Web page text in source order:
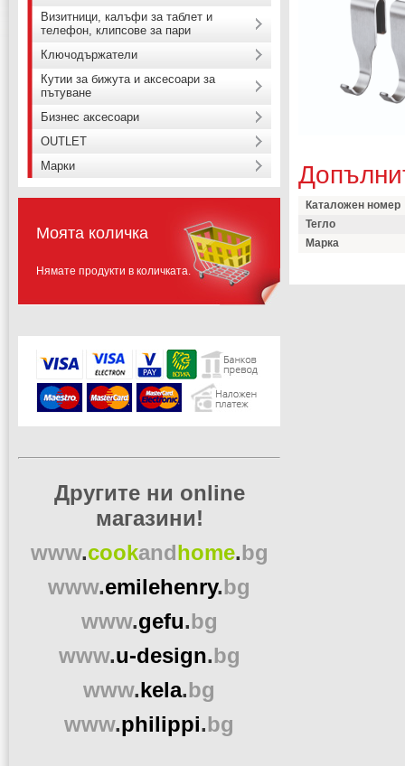
Каталожен номер
Тегло
Марка
Визитници, калъфи за таблет и
телефон, клипсове за пари
Ключодържатели
Кутии за бижута и аксесоари за
пътуване
Бизнес аксесоари
OUTLET
Марки
Моята количка
Нямате продукти в количката.
Другите ни online
магазини!
www.cookandhome.bg
www.emilehenry.bg
www.gefu.bg
www.u-design.bg
www.kela.bg
www.philippi.bg